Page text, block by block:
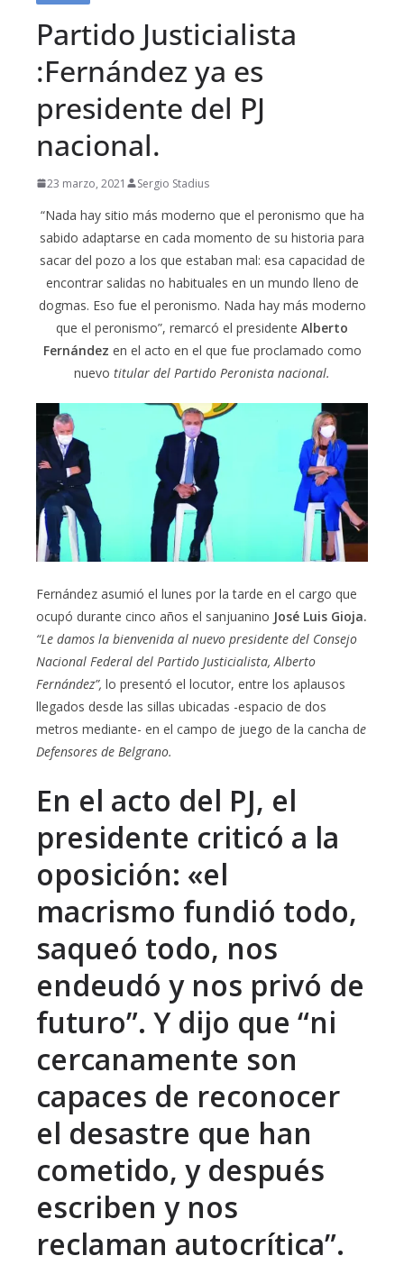
Partido Justicialista
:Fernández ya es
presidente del PJ
nacional.
23 marzo, 2021 Sergio Stadius
“Nada hay sitio más moderno que el peronismo que ha
sabido adaptarse en cada momento de su historia para
sacar del pozo a los que estaban mal: esa capacidad de
encontrar salidas no habituales en un mundo lleno de
dogmas. Eso fue el peronismo. Nada hay más moderno
que el peronismo”, remarcó el presidente Alberto
Fernández en el acto en el que fue proclamado como
nuevo titular del Partido Peronista nacional.
Fernández asumió el lunes por la tarde en el cargo que
ocupó durante cinco años el sanjuanino José Luis Gioja.
“Le damos la bienvenida al nuevo presidente del Consejo
Nacional Federal del Partido Justicialista, Alberto
Fernández”, lo presentó el locutor, entre los aplausos
llegados desde las sillas ubicadas -espacio de dos
metros mediante- en el campo de juego de la cancha de
Defensores de Belgrano.
En el acto del PJ, el
presidente criticó a la
oposición: «el
macrismo fundió todo,
saqueó todo, nos
endeudó y nos privó de
futuro”. Y dijo que “ni
cercanamente son
capaces de reconocer
el desastre que han
cometido, y después
escriben y nos
reclaman autocrítica”.